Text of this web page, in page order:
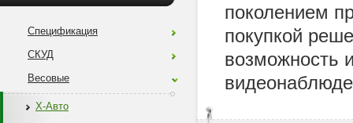
Спецификация
СКУД
Весовые
X-Авто
поколением
покупкой
возможность